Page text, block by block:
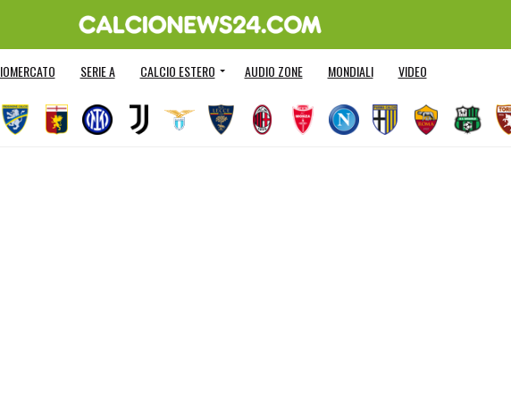
SERIE A CALCIO ESTERO AUDIO ZONE MONDIALI VIDEO